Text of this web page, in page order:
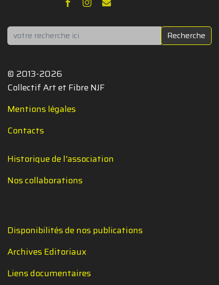
Rechercher Recherche
© 2013-2026
Collectif Art et Fibre NJF
Mentions légales
Contacts
Historique de l'association
Nos collaborations
Disponibilités de nos publications
Archives Editoriaux
Liens documentaires